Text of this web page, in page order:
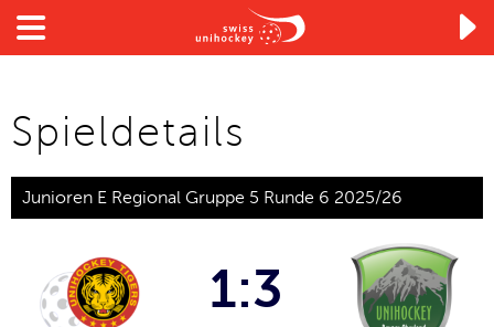

Spieldetails
Junioren E Regional Gruppe 5 Runde 6 2025/26
1:3